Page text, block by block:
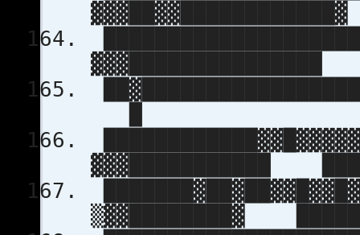
▓▓▓██▓▓████████████▓
▓▓▓███████████████
▓▓▓███████████ ███
▒▓▓████████▓ █████